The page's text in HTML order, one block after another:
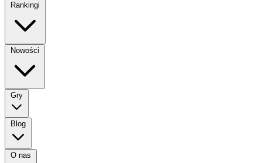
Rankingi
Nowości
Gry
Blog
O nas